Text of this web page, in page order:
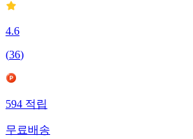
4.6
(36)
594적립
무료배송